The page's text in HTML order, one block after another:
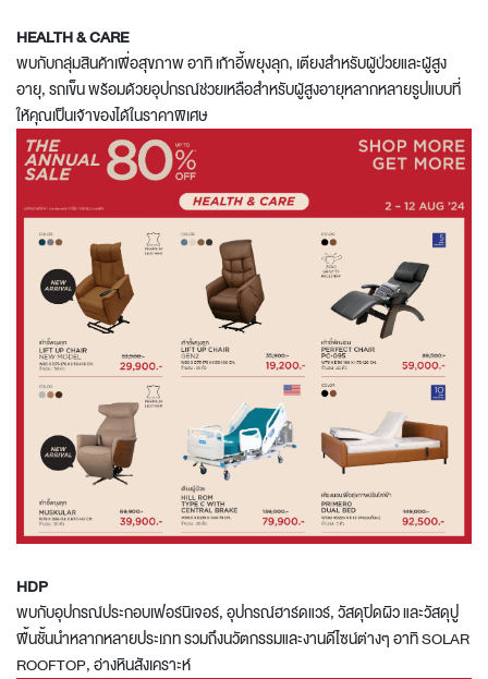
HEALTH & CARE
พบกับกลุ่มสินค้าเพื่อสุขภาพ อาทิ เก้าอี้พยุงลุก, เตียงสำหรับผู้ป่วยและผู้สูง
อายุ, รถเข็น พร้อมด้วยอุปกรณ์ช่วยเหลือสำหรับผู้สูงอายุหลากหลายรูปแบบที่
ให้คุณเป็นเจ้าของได้ในราคาพิเศษ
HDP
พบกับอุปกรณ์ประกอบเฟอร์นิเจอร์, อุปกรณ์ฮาร์ดแวร์, วัสดุปิดผิว และวัสดุปู
พื้นชั้นนำหลากหลายประเภท รวมถึงนวัตกรรมและงานดีไซน์ต่างๆ อาทิ SOLAR
ROOFTOP, อ่างหินสังเคราะห์